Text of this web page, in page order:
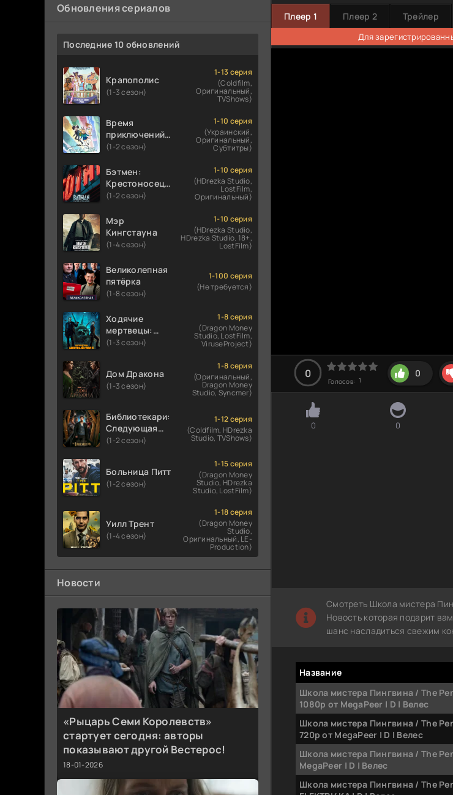
Обновления сериалов
Последние 10 обновлений
Крапополис
(1-3 сезон)
1-13 серия
(Coldfilm,
Оригинальный,
TVShows)
Время
приключений:
Фионна и Кейк
(1-2 сезон)
1-10 серия
(Украинский,
Оригинальный,
Субтитры)
Бэтмен:
Крестоносец в
плаще
(1-2 сезон)
1-10 серия
(HDrezka Studio,
LostFilm,
Оригинальный)
Мэр
Кингстауна
(1-4 сезон)
1-10 серия
(HDrezka Studio,
HDrezka Studio. 18+,
LostFilm)
Великолепная
пятёрка
(1-8 сезон)
1-100 серия
(Не требуется)
Ходячие
мертвецы:
Мертвый
(1-3 сезон)
1-8 серия
(Dragon Money
Studio, LostFilm,
ViruseProject)
Дом Дракона
(1-3 сезон)
1-8 серия
(Оригинальный,
Dragon Money
Studio, Syncmer)
Библиотекари:
Следующая
глава
(1-2 сезон)
1-12 серия
(Coldfilm, HDrezka
Studio, TVShows)
Больница Питт
(1-2 сезон)
1-15 серия
(Dragon Money
Studio, HDrezka
Studio, LostFilm)
Уилл Трент
(1-4 сезон)
1-18 серия
(Dragon Money
Studio,
Оригинальный, LE-
Production)
Новости
«Рыцарь Семи Королевств»
стартует сегодня: авторы
показывают другой Вестерос!
18-01-2026
Плеер 1 Плеер 2 Трейлер
Для
0
Голосов: 1
0
0 0
Смотреть Школа мистера
Новость которая подарит
шанс насладиться свежим
Название
Школа мистера Пингвина / The
1080p от MegaPeer | D | Велес
Школа мистера Пингвина / The
720p от MegaPeer | D | Велес
Школа мистера Пингвина / The
MegaPeer | D | Велес
Школа мистера Пингвина / The